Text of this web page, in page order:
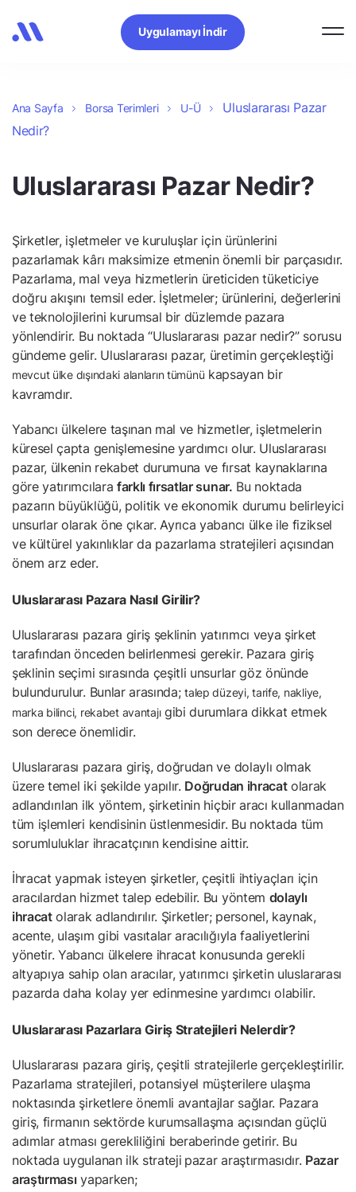
Uygulamayı İndir
Ana Sayfa Borsa Terimleri U-Ü
Uluslararası Pazar
Nedir?
Uluslararası Pazar Nedir?
Şirketler, işletmeler ve kuruluşlar için ürünlerini
pazarlamak kârı maksimize etmenin önemli bir parçasıdır.
Pazarlama, mal veya hizmetlerin üreticiden tüketiciye
doğru akışını temsil eder. İşletmeler; ürünlerini, değerlerini
ve teknolojilerini kurumsal bir düzlemde pazara
yönlendirir. Bu noktada “Uluslararası pazar nedir?” sorusu
gündeme gelir. Uluslararası pazar, üretimin gerçekleştiği
mevcut ülke dışındaki alanların tümünü kapsayan bir
kavramdır.
Yabancı ülkelere taşınan mal ve hizmetler, işletmelerin
küresel çapta genişlemesine yardımcı olur. Uluslararası
pazar, ülkenin rekabet durumuna ve fırsat kaynaklarına
göre yatırımcılara farklı fırsatlar sunar. Bu noktada
pazarın büyüklüğü, politik ve ekonomik durumu belirleyici
unsurlar olarak öne çıkar. Ayrıca yabancı ülke ile fiziksel
ve kültürel yakınlıklar da pazarlama stratejileri açısından
önem arz eder.
Uluslararası Pazara Nasıl Girilir?
Uluslararası pazara giriş şeklinin yatırımcı veya şirket
tarafından önceden belirlenmesi gerekir. Pazara giriş
şeklinin seçimi sırasında çeşitli unsurlar göz önünde
bulundurulur. Bunlar arasında;talep düzeyi, tarife, nakliye,
marka bilinci, rekabet avantajıgibi durumlara dikkat etmek
son derece önemlidir.
Uluslararası pazara giriş, doğrudan ve dolaylı olmak
üzere temel iki şekilde yapılır. Doğrudan ihracatolarak
adlandırılan ilk yöntem, şirketinin hiçbir aracı kullanmadan
tüm işlemleri kendisinin üstlenmesidir. Bu noktada tüm
sorumluluklar ihracatçının kendisine aittir.
İhracat yapmak isteyen şirketler, çeşitli ihtiyaçları için
aracılardan hizmet talep edebilir. Bu yöntem dolaylı
ihracatolarak adlandırılır. Şirketler; personel, kaynak,
acente, ulaşım gibi vasıtalar aracılığıyla faaliyetlerini
yönetir. Yabancı ülkelere ihracat konusunda gerekli
altyapıya sahip olan aracılar, yatırımcı şirketin uluslararası
pazarda daha kolay yer edinmesine yardımcı olabilir.
Uluslararası Pazarlara Giriş Stratejileri Nelerdir?
Uluslararası pazara giriş, çeşitli stratejilerle gerçekleştirilir.
Pazarlama stratejileri, potansiyel müşterilere ulaşma
noktasında şirketlere önemli avantajlar sağlar. Pazara
giriş, firmanın sektörde kurumsallaşma açısından güçlü
adımlar atması gerekliliğini beraberinde getirir. Bu
noktada uygulanan ilk strateji pazar araştırmasıdır. Pazar
araştırması yaparken;